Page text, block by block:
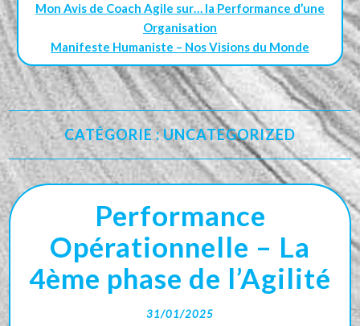
Mon Avis de Coach Agile sur… la Performance d’une
Organisation
Manifeste Humaniste – Nos Visions du Monde
CATÉGORIE :UNCATEGORIZED
Performance
Opérationnelle – La
4ème phase de l’Agilité
31/01/2025